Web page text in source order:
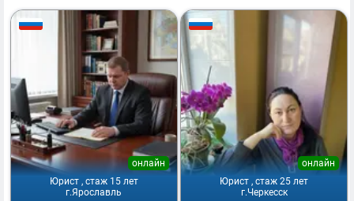
Юрист , стаж 15 лет
онлайн
г.Ярославль
Юрист , стаж 25 лет
онлайн
г.Черкесск